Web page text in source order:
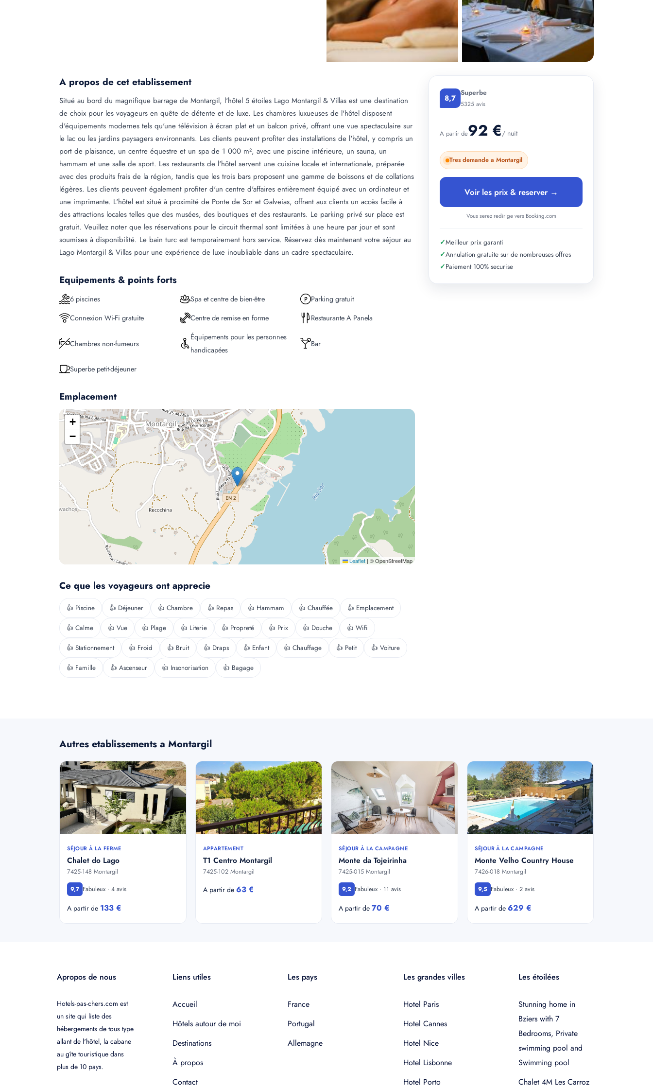
+ 3 photos
A propos de cet etablissement
Situé au bord du magnifique barrage de Montargil, l'hôtel 5 étoiles Lago Montargil & Villas est une destination
de choix pour les voyageurs en quête de détente et de luxe. Les chambres luxueuses de l'hôtel disposent
d'équipements modernes tels qu'une télévision à écran plat et un balcon privé, offrant une vue spectaculaire sur
le lac ou les jardins paysagers environnants. Les clients peuvent profiter des installations de l'hôtel, y compris un
port de plaisance, un centre équestre et un spa de 1 000 m², avec une piscine intérieure, un sauna, un
hammam et une salle de sport. Les restaurants de l'hôtel servent une cuisine locale et internationale, préparée
avec des produits frais de la région, tandis que les trois bars proposent une gamme de boissons et de collations
légères. Les clients peuvent également profiter d'un centre d'affaires entièrement équipé avec un ordinateur et
une imprimante. L'hôtel est situé à proximité de Ponte de Sor et Galveias, offrant aux clients un accès facile à
des attractions locales telles que des musées, des boutiques et des restaurants. Le parking privé sur place est
gratuit. Veuillez noter que les réservations pour le circuit thermal sont limitées à une heure par jour et sont
soumises à disponibilité. Le bain turc est temporairement hors service. Réservez dès maintenant votre séjour au
Lago Montargil & Villas pour une expérience de luxe inoubliable dans un cadre spectaculaire.
Equipements & points forts
6 piscines Spa et centre de bien-être
Parking gratuit
Connexion Wi-Fi gratuite
Centre de remise en forme Restaurante A Panela
Chambres non-fumeurs
Équipements pour les personnes
handicapées
Bar
Superbe petit-déjeuner
Emplacement
+
−
Leaflet | © OpenStreetMap
Ce que les voyageurs ont apprecie
👍 Piscine 👍 Déjeuner 👍 Chambre 👍 Repas 👍 Hammam 👍 Chauffée 👍 Emplacement
👍 Calme 👍 Vue 👍 Plage 👍 Literie 👍 Propreté 👍 Prix 👍 Douche 👍 Wifi
👍 Stationnement 👍 Froid 👍 Bruit 👍 Draps 👍 Enfant 👍 Chauffage 👍 Petit 👍 Voiture
👍 Famille 👍 Ascenseur 👍 Insonorisation 👍 Bagage
8,7 Superbe
5325 avis
A partir de92 €/ nuit
Tres demande a Montargil
Voir les prix & reserver →
Vous serez redirige vers Booking.com
✓Meilleur prix garanti
✓Annulation gratuite sur de nombreuses offres
✓Paiement 100% securise
Autres etablissements a Montargil
SÉJOUR À LA FERME
Chalet do Lago
7425-148 Montargil
9,7 Fabuleux · 4 avis
A partir de 133 €
APPARTEMENT
T1 Centro Montargil
7425-102 Montargil
A partir de 63 €
SÉJOUR À LA CAMPAGNE
Monte da Tojeirinha
7425-015 Montargil
9,2 Fabuleux · 11 avis
A partir de 70 €
SÉJOUR À LA CAMPAGNE
Monte Velho Country House
7426-018 Montargil
9,5 Fabuleux · 2 avis
A partir de 629 €
Apropos de nous
Hotels-pas-chers.com est
un site qui liste des
hébergements de tous type
allant de l'hôtel, la cabane
au gîte touristique dans
plus de 10 pays.
Liens utiles
Accueil
Hôtels autour de moi
Destinations
À propos
Contact
Les pays
France
Portugal
Allemagne
Les grandes villes
Hotel Paris
Hotel Cannes
Hotel Nice
Hotel Lisbonne
Hotel Porto
Les étoilées
Stunning home in
Bziers with 7
Bedrooms, Private
swimming pool and
Swimming pool
Chalet 4M Les Carroz